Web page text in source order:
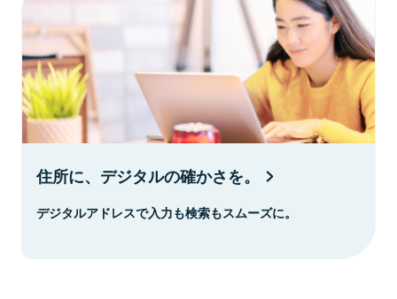
住所に、デジタルの確かさを。
デジタルアドレスで入力も検索もスムーズに。